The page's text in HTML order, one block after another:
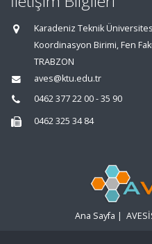
Karadeniz Teknik
Koordinasyon Birimi, Fen
TRABZON
aves@ktu.edu.tr
0462 377 22 00 - 35 90
0462 325 34 84
Ana Sayfa |